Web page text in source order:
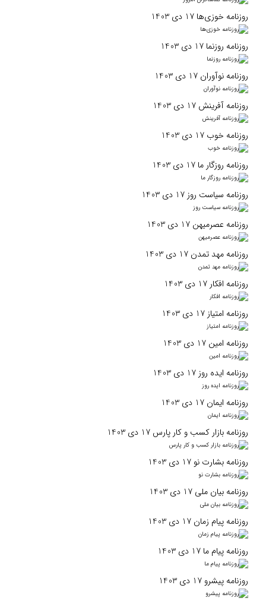
روزنامه خوزی‌ها 17 دی 1403
روزنامه روزنما 17 دی 1403
روزنامه نوآوران 17 دی 1403
روزنامه آفرینش 17 دی 1403
روزنامه خوب 17 دی 1403
روزنامه روزگار ما 17 دی 1403
روزنامه سیاست روز 17 دی 1403
روزنامه عصرمیهن 17 دی 1403
روزنامه مهد تمدن 17 دی 1403
روزنامه افکار 17 دی 1403
روزنامه امتیاز 17 دی 1403
روزنامه امین 17 دی 1403
روزنامه ایده روز 17 دی 1403
روزنامه ایمان 17 دی 1403
روزنامه بازار کسب و کار پارس 17 دی 1403
روزنامه بشارت نو 17 دی 1403
روزنامه بیان ملی 17 دی 1403
روزنامه پیام زمان 17 دی 1403
روزنامه پیام ما 17 دی 1403
روزنامه پیشرو 17 دی 1403